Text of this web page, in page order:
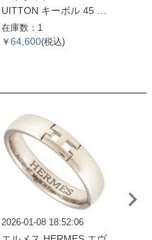
UITTON キーポル 45 ボ
ストンバッグ モノグラ
ム キャンバス M41428
在庫数：1
￥ 64,600(税込)
2026-01-08 18:52:06